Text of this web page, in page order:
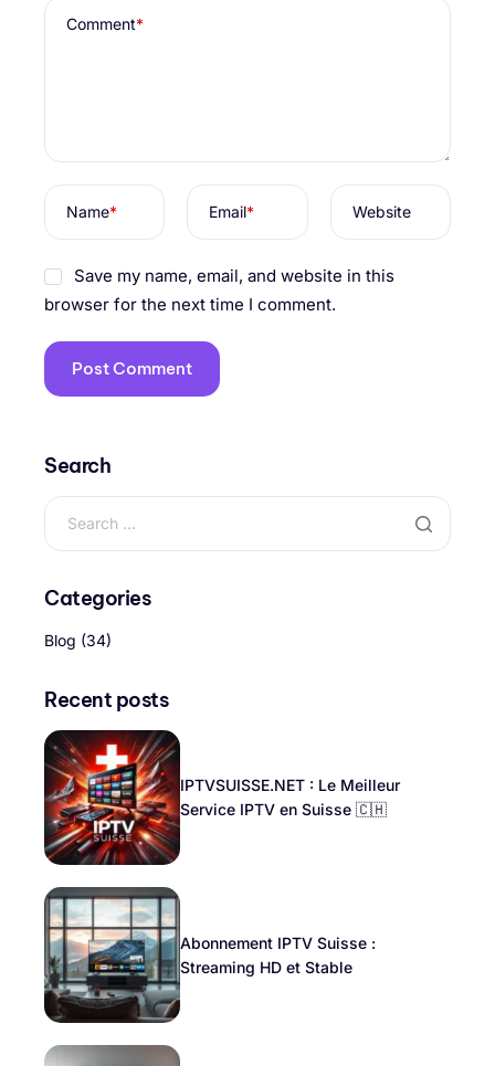
Comment*
Name* Email* Website
Save my name, email, and website in this
browser for the next time I comment.
Search
Categories
Blog (34)
Recent posts
IPTVSUISSE.NET : Le Meilleur
Service IPTV en Suisse 🇨🇭
Abonnement IPTV Suisse :
Streaming HD et Stable